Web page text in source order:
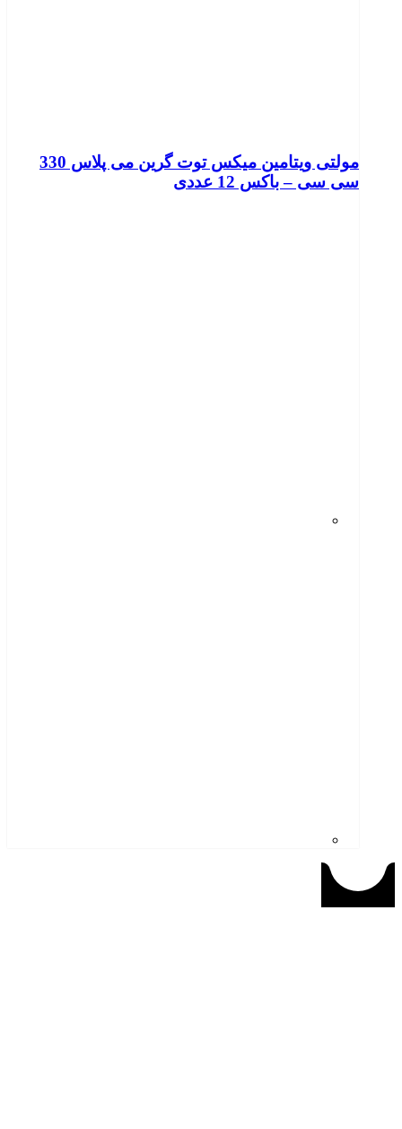
مولتی ویتامین میکس توت گرین می پلاس 330
سی سی – باکس 12 عددی